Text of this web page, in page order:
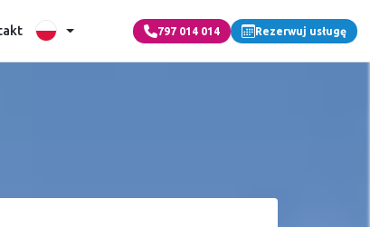
797 014 014 Rezerwuj usługę